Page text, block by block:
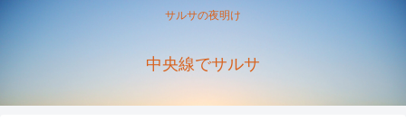
サルサの夜明け
中央線でサルサ